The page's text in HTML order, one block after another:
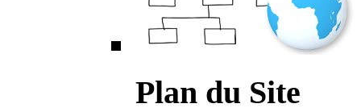
Plan du Site